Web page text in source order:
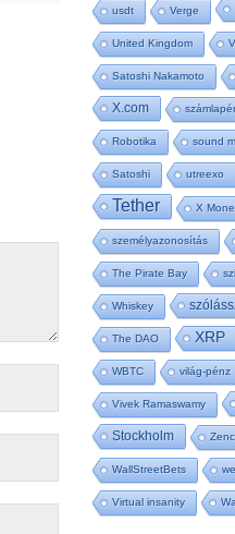
usdt Verge
United Kingdom
Satoshi Nakamoto
X.com
Robotika sound
Satoshi utreexo
Tether X
személyazonosítás
The Pirate Bay
Whiskey
The DAO XRP
WBTC világ-pénz
Vivek Ramaswamy
Stockholm
WallStreetBets
Virtual insanity